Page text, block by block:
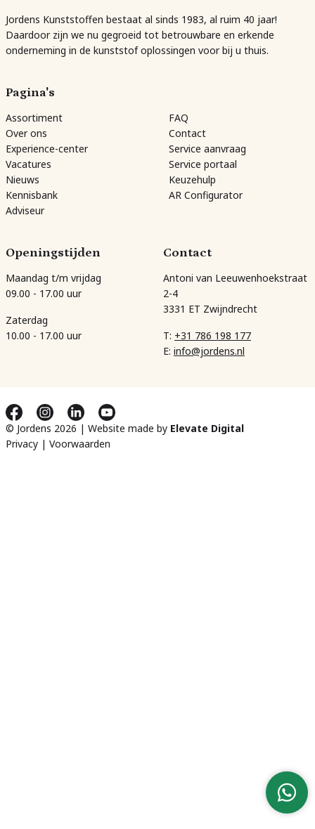
Jordens Kunststoffen bestaat al sinds 1983, al ruim 40 jaar!
Daardoor zijn we nu gegroeid tot betrouwbare en erkende
onderneming in de kunststof oplossingen voor bij u thuis.
Pagina's
Assortiment
Over ons
Experience-center
Vacatures
Nieuws
Kennisbank
Adviseur
FAQ
Contact
Service aanvraag
Service portaal
Keuzehulp
AR Configurator
Openingstijden
Maandag t/m vrijdag
09.00 - 17.00 uur
Zaterdag
10.00 - 17.00 uur
Contact
Antoni van Leeuwenhoekstraat
2-4
3331 ET Zwijndrecht
T: +31 786 198 177
E: info@jordens.nl
© Jordens 2026 | Website made by Elevate Digital
Privacy | Voorwaarden